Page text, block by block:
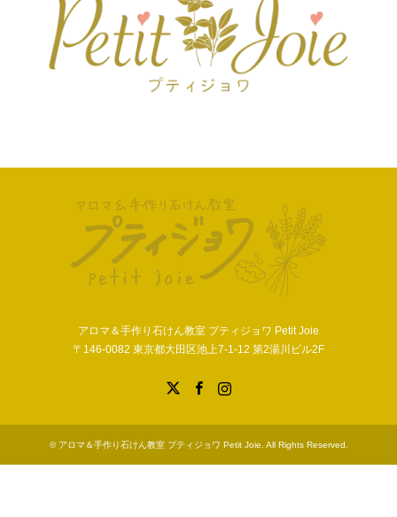
アロマ＆手作り石けん教室 プティジョワ Petit Joie
〒146-0082 東京都大田区池上7-1-12 第2湯川ビル2F
© アロマ＆手作り石けん教室 プティジョワ Petit Joie . All Rights Reserved.